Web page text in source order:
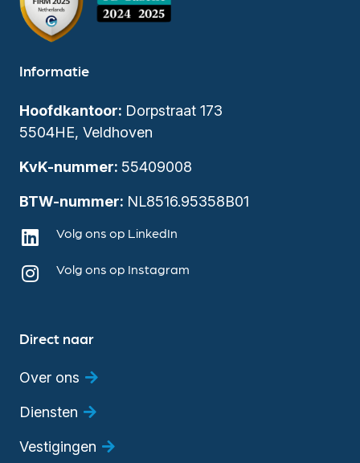
Informatie
Hoofdkantoor: Dorpstraat 173
5504HE, Veldhoven
KvK-nummer: 55409008
BTW-nummer: NL8516.95358B01
Volg ons op LinkedIn
Volg ons op Instagram
Direct naar
Over ons
Diensten
Vestigingen